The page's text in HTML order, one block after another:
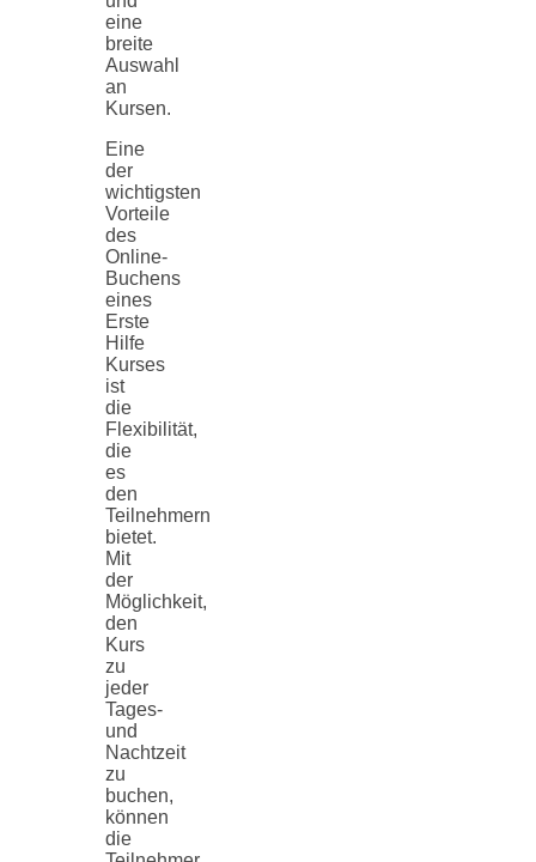
eine
breite
Auswahl
an
Kursen.
Eine
der
wichtigsten
Vorteile
des
Online-
Buchens
eines
Erste
Hilfe
Kurses
ist
die
Flexibilität,
die
es
den
Teilnehmern
bietet.
Mit
der
Möglichkeit,
den
Kurs
zu
jeder
Tages-
und
Nachtzeit
zu
buchen,
können
die